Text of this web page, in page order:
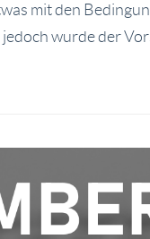
mit den
wurde der